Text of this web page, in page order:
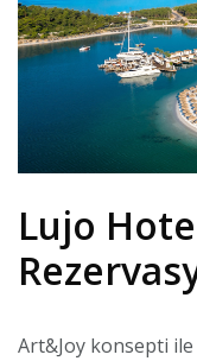
Lujo
Art&Joy konsepti